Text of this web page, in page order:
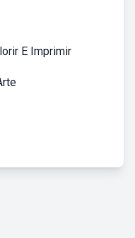
E Imprimir